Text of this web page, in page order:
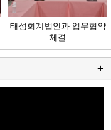
태성회계법인과 업무협약
체결
+